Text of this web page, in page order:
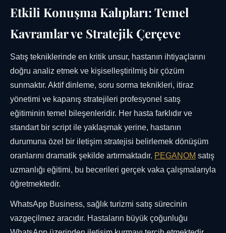
Etkili Konuşma Kalıpları: Temel
Kavramlar ve Stratejik Çerçeve
Satış tekniklerinde en kritik unsur, hastanın ihtiyaçlarını
doğru analiz etmek ve kişiselleştirilmiş bir çözüm
sunmaktır. Aktif dinleme, soru sorma teknikleri, itiraz
yönetimi ve kapanış stratejileri profesyonel satış
eğitiminin temel bileşenleridir. Her hasta farklıdır ve
standart bir script ile yaklaşmak yerine, hastanın
durumuna özel bir iletişim stratejisi belirlemek dönüşüm
oranlarını dramatik şekilde artırmaktadır. PEGANOM satış
uzmanlığı eğitimi, bu becerileri gerçek vaka çalışmalarıyla
öğretmektedir.
WhatsApp Business, sağlık turizmi satış sürecinin
vazgeçilmez aracıdır. Hastaların büyük çoğunluğu